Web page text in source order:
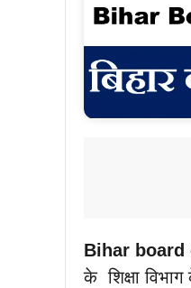
Bihar board
के शिक्षा